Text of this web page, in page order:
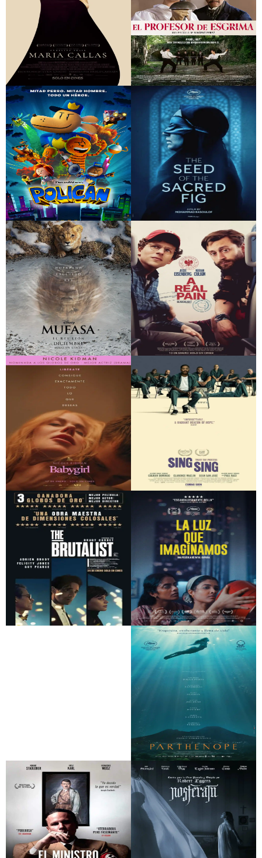
María Callas
El profesor de
esgrima
Policán
The Seed of the
Sacred Fig
Mufasa: El rey león A Real Pain
Babygirl Sing Sing
La luz que
imaginamos
Flow, un mundo que
salvar
Parthenope